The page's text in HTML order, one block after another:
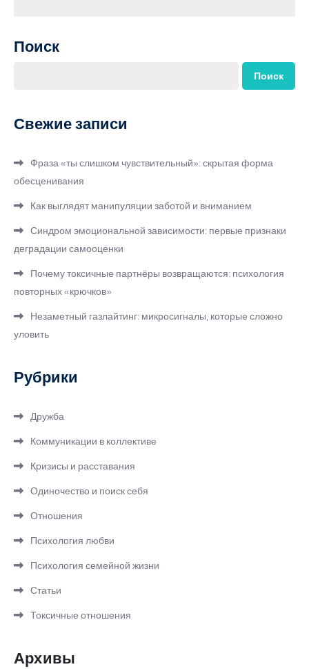
Поиск
Поиск
Свежие записи
Фраза «ты слишком чувствительный»: скрытая форма
обесценивания
Как выглядят манипуляции заботой и вниманием
Синдром эмоциональной зависимости: первые признаки
деградации самооценки
Почему токсичные партнёры возвращаются: психология
повторных «крючков»
Незаметный газлайтинг: микросигналы, которые сложно
уловить
Рубрики
Дружба
Коммуникации в коллективе
Кризисы и расставания
Одиночество и поиск себя
Отношения
Психология любви
Психология семейной жизни
Статьи
Токсичные отношения
Архивы